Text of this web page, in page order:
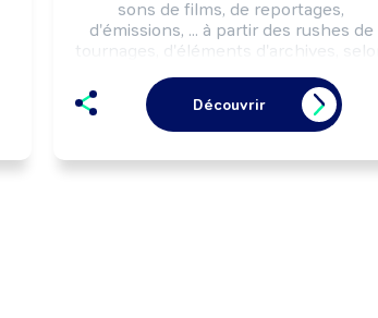
sons de films, de reportages,
d'émissions, ... à partir des rushes de
tournages, d'éléments d'archives, selon
Peut élaborer des trucages vidéo.
Découvrir